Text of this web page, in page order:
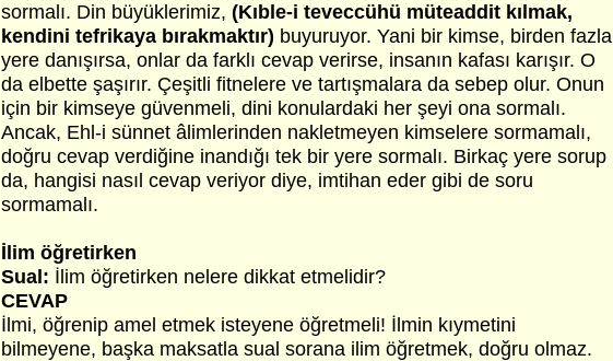
sormalı. Din büyüklerimiz, (Kıble-i teveccühü müteaddit kılmak,
kendini tefrikaya bırakmaktır) buyuruyor. Yani bir kimse, birden fazla
yere danışırsa, onlar da farklı cevap verirse, insanın kafası karışır. O
da elbette şaşırır. Çeşitli fitnelere ve tartışmalara da sebep olur. Onun
için bir kimseye güvenmeli, dini konulardaki her şeyi ona sormalı.
Ancak, Ehl-i sünnet âlimlerinden nakletmeyen kimselere sormamalı,
doğru cevap verdiğine inandığı tek bir yere sormalı. Birkaç yere sorup
da, hangisi nasıl cevap veriyor diye, imtihan eder gibi de soru
sormamalı.
İlim öğretirken
Sual: İlim öğretirken nelere dikkat etmelidir?
CEVAP
İlmi, öğrenip amel etmek isteyene öğretmeli! İlmin kıymetini
bilmeyene, başka maksatla sual sorana ilim öğretmek, doğru olmaz.